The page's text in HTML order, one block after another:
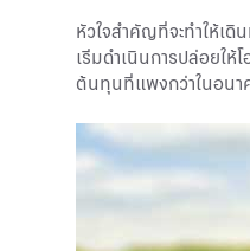
หัวใจสำคัญที่จะทำให้เ
เริ่มดำเนินการปล่อยให้
ต้นทุนที่แพงกว่าในอนา